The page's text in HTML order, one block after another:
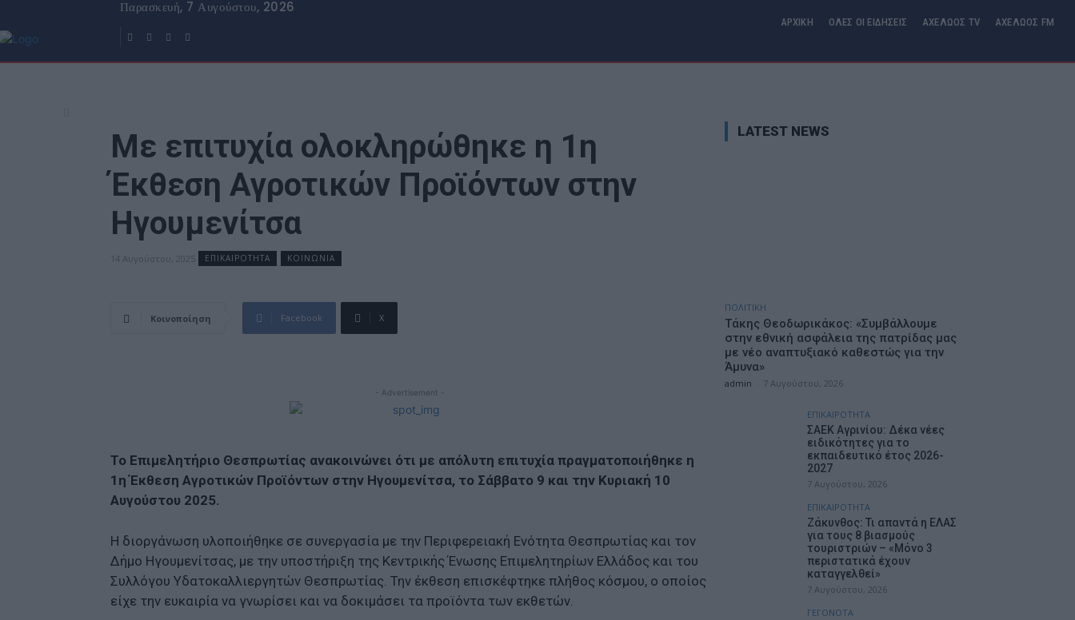
Παρασκευή, 7 Αυγούστου, 2026
ΑΡΧΙΚΗ ΟΛΕΣ ΟΙ ΕΙΔΗΣΕΙΣ ΑΧΕΛΩΟΣ TV ΑΧΕΛΩΟΣ FM
Με επιτυχία ολοκληρώθηκε η 1η
Έκθεση Αγροτικών Προϊόντων στην
Ηγουμενίτσα
14 Αυγούστου, 2025 ΕΠΙΚΑΙΡΟΤΗΤΑ ΚΟΙΝΩΝΙΑ
Κοινοποίηση Facebook X
- Advertisement -
Το Επιμελητήριο Θεσπρωτίας ανακοινώνει ότι με απόλυτη επιτυχία πραγματοποιήθηκε η
1ηΈκθεση Αγροτικών Προϊόντων στην Ηγουμενίτσα, το Σάββατο 9 και την Κυριακή 10
Αυγούστου 2025.
Η διοργάνωση υλοποιήθηκε σε συνεργασία με την Περιφερειακή Ενότητα Θεσπρωτίας και τον
Δήμο Ηγουμενίτσας, με την υποστήριξη της Κεντρικής Ένωσης Επιμελητηρίων Ελλάδος και του
Συλλόγου Υδατοκαλλιεργητών Θεσπρωτίας. Την έκθεση επισκέφτηκε πλήθος κόσμου, ο οποίος
είχε την ευκαιρία να γνωρίσει και να δοκιμάσει τα προϊόντα των εκθετών.
LATEST NEWS
ΠΟΛΙΤΙΚΗ
Τάκης Θεοδωρικάκος: «Συμβάλλουμε
στην εθνική ασφάλεια της πατρίδας μας
με νέο αναπτυξιακό καθεστώς για την
Άμυνα»
admin 7 Αυγούστου, 2026
ΕΠΙΚΑΙΡΟΤΗΤΑ
ΣΑΕΚ Αγρινίου: Δέκα νέες
ειδικότητες για το
εκπαιδευτικό έτος 2026-
2027
7 Αυγούστου, 2026
ΕΠΙΚΑΙΡΟΤΗΤΑ
Ζάκυνθος: Τι απαντά η ΕΛΑΣ
για τους 8 βιασμούς
τουριστριών – «Μόνο 3
περιστατικά έχουν
καταγγελθεί»
7 Αυγούστου, 2026
ΓΕΓΟΝΟΤΑ